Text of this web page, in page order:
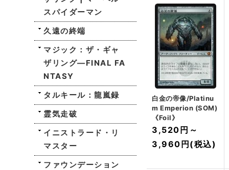
スパイダーマン
久遠の終端
マジック：ザ・ギャ
ザリング—FINAL FA
NTASY
タルキール：龍嵐録
霊気走破
イニストラード・リ
マスター
ファウンデーション
白金の帝像/Platinu
m Emperion (SOM)
《Foil》
3,520円 ～
3,960円 (税込)